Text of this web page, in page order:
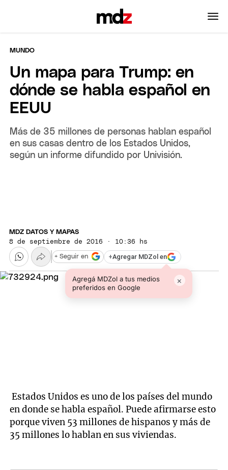
MUNDO
Un mapa para Trump: en
dónde se habla español en
EEUU
Más de 35 millones de personas hablan español
en sus casas dentro de los Estados Unidos,
según un informe difundido por Univisión.
MDZ DATOS Y MAPAS
8 de septiembre de 2016 · 10:36 hs
+Agregar MDZol en
Agregá MDZol a tus medios
preferidos en Google
×
+ Seguir en
Estados Unidos es uno de los países del mundo
en donde se habla español. Puede afirmarse esto
porque viven 53 millones de hispanos y más de
35 millones lo hablan en sus viviendas.